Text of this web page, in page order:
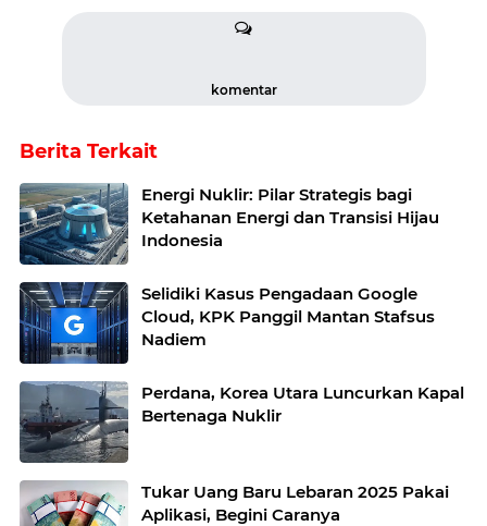
komentar
Berita Terkait
Energi Nuklir: Pilar Strategis bagi
Ketahanan Energi dan Transisi Hijau
Indonesia
Selidiki Kasus Pengadaan Google
Cloud, KPK Panggil Mantan Stafsus
Nadiem
Perdana, Korea Utara Luncurkan Kapal
Bertenaga Nuklir
Tukar Uang Baru Lebaran 2025 Pakai
Aplikasi, Begini Caranya